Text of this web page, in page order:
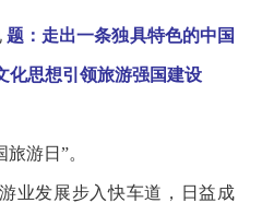
题：走出一条独具特色的中国
思想引领旅游强国建设
游日”。
业发展步入快车道，日益成